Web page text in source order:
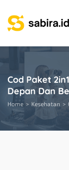
Cod Paket
Depan Dan
Home Kesehatan